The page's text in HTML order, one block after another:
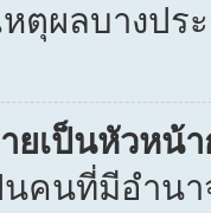
ตุผลบางปร
ยเป็นหัวหน้
คนที่มีอำนา